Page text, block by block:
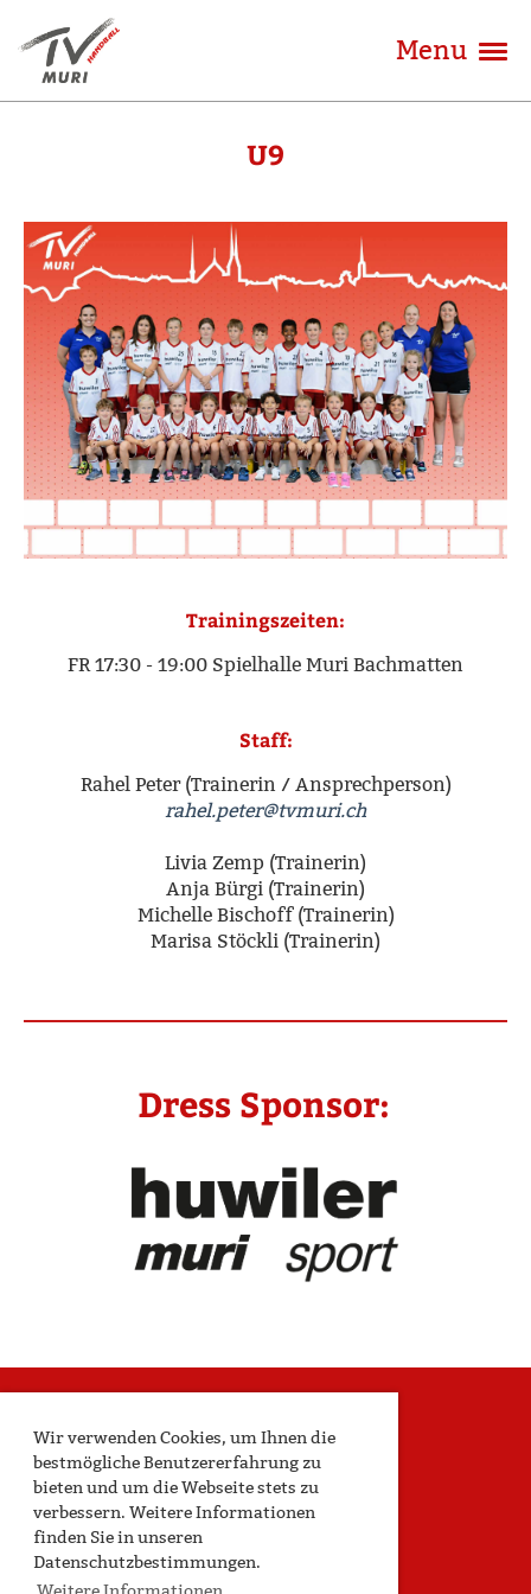
Wir verwenden Cookies, um Ihnen die
bestmögliche Benutzererfahrung zu
bieten und um die Webseite stets zu
verbessern. Weitere Informationen
finden Sie in unseren
Datenschutzbestimmungen.
Menu
U9
Trainingszeiten:
FR 17:30 - 19:00 Spielhalle Muri Bachmatten
Staff:
Rahel Peter (Trainerin / Ansprechperson)
rahel.peter@tvmuri.ch
Livia Zemp (Trainerin)
Anja Bürgi (Trainerin)
Michelle Bischoff (Trainerin)
Marisa Stöckli (Trainerin)
Dress Sponsor:
Geschäftsstelle
Handball TV Muri